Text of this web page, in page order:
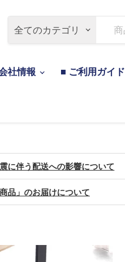
全てのカテゴリ
社情報 ■ ご利用ガイド
に伴う配送への影響について
品」のお届けについて